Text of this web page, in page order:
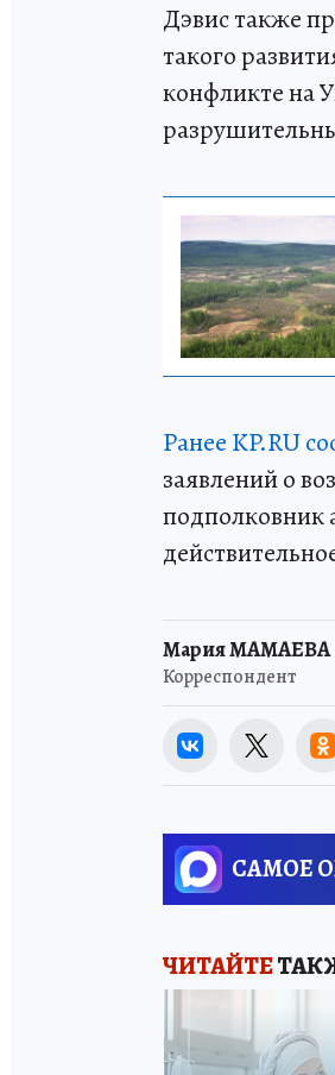
Дэвис также
такого
конфликте на
Ранее KP.RU
заявлений о
Мария МАМАЕВА
Корреспондент
САМОЕ
ЧИТАЙТЕ